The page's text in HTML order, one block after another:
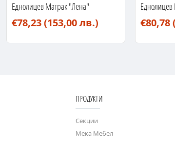
Еднолицев Матрак "Лена"
€78,23(153,00 лв.)
Еднолицев
€80,78
ПРОДУКТИ
Секции
Мека Мебел